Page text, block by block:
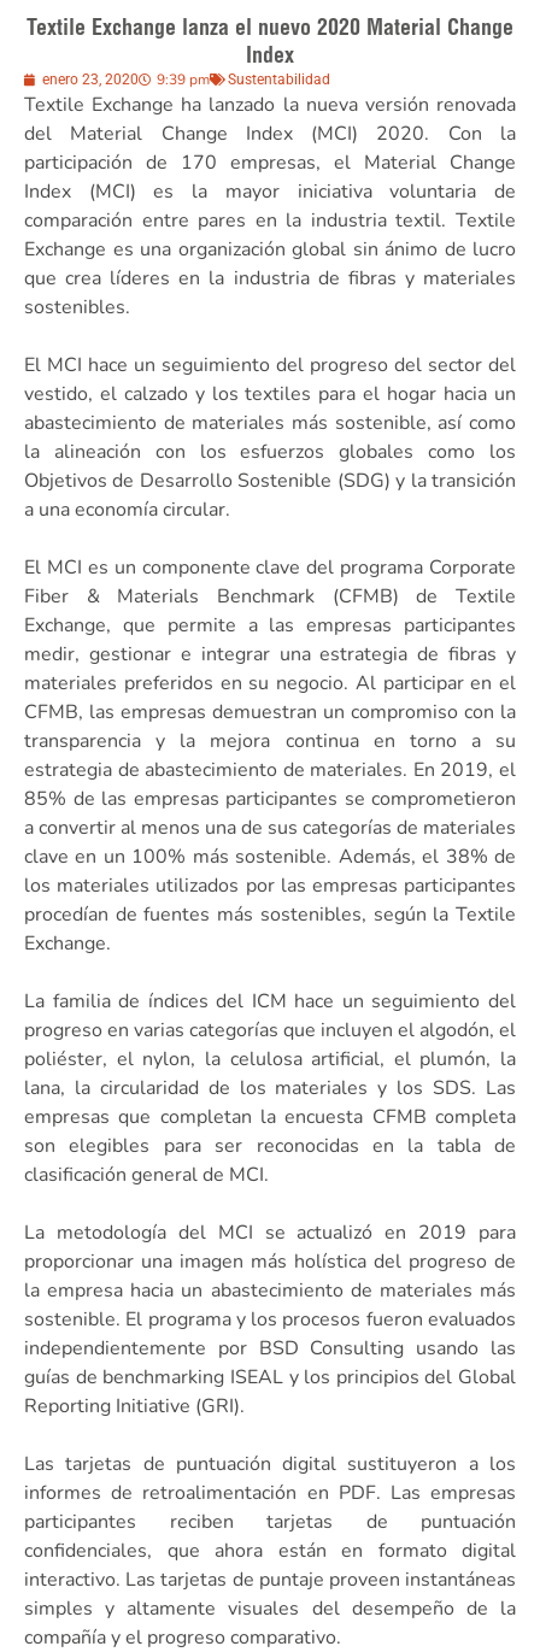
Textile Exchange lanza el nuevo 2020 Material Change
Index
enero 23, 2020 9:39 pm Sustentabilidad
Textile Exchange ha lanzado la nueva versión renovada
del Material Change Index (MCI) 2020. Con la
participación de 170 empresas, el Material Change
Index (MCI) es la mayor iniciativa voluntaria de
comparación entre pares en la industria textil. Textile
Exchange es una organización global sin ánimo de lucro
que crea líderes en la industria de fibras y materiales
sostenibles.
El MCI hace un seguimiento del progreso del sector del
vestido, el calzado y los textiles para el hogar hacia un
abastecimiento de materiales más sostenible, así como
la alineación con los esfuerzos globales como los
Objetivos de Desarrollo Sostenible (SDG) y la transición
a una economía circular.
El MCI es un componente clave del programa Corporate
Fiber & Materials Benchmark (CFMB) de Textile
Exchange, que permite a las empresas participantes
medir, gestionar e integrar una estrategia de fibras y
materiales preferidos en su negocio. Al participar en el
CFMB, las empresas demuestran un compromiso con la
transparencia y la mejora continua en torno a su
estrategia de abastecimiento de materiales. En 2019, el
85% de las empresas participantes se comprometieron
a convertir al menos una de sus categorías de materiales
clave en un 100% más sostenible. Además, el 38% de
los materiales utilizados por las empresas participantes
procedían de fuentes más sostenibles, según la Textile
Exchange.
La familia de índices del ICM hace un seguimiento del
progreso en varias categorías que incluyen el algodón, el
poliéster, el nylon, la celulosa artificial, el plumón, la
lana, la circularidad de los materiales y los SDS. Las
empresas que completan la encuesta CFMB completa
son elegibles para ser reconocidas en la tabla de
clasificación general de MCI.
La metodología del MCI se actualizó en 2019 para
proporcionar una imagen más holística del progreso de
la empresa hacia un abastecimiento de materiales más
sostenible. El programa y los procesos fueron evaluados
independientemente por BSD Consulting usando las
guías de benchmarking ISEAL y los principios del Global
Reporting Initiative (GRI).
Las tarjetas de puntuación digital sustituyeron a los
informes de retroalimentación en PDF. Las empresas
participantes reciben tarjetas de puntuación
confidenciales, que ahora están en formato digital
interactivo. Las tarjetas de puntaje proveen instantáneas
simples y altamente visuales del desempeño de la
compañía y el progreso comparativo.